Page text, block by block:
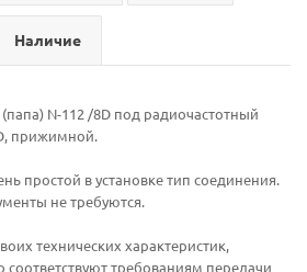
Наличие
N-112 /8D под радиочастотный
прижимной.
простой в установке тип соединения.
не требуются.
технических характеристик,
требованиям передачи